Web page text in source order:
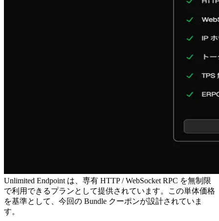
Unlimited Endpoint は、専有 HTTP / WebSocket RPC を無制限
で利用できるプランとして提供されています。この単体価格
を基準として、今回の Bundle クーポンが設計されていま
す。